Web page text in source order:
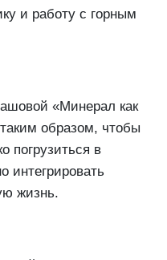
и работу с горным
«Минерал как
образом, чтобы
погрузиться в
интегрировать
жизнь.